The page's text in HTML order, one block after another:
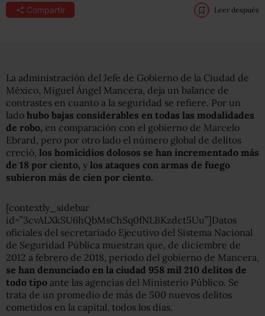
Compartir Leer después
La administración del Jefe de Gobierno de la Ciudad de
México, Miguel Ángel Mancera, deja un balance de
contrastes en cuanto a la seguridad se refiere. Por un
lado hubo bajas considerables en todas las modalidades
de robo, en comparación con el gobierno de Marcelo
Ebrard, pero por otro lado el número global de delitos
creció, los homicidios dolosos se han incrementado más
de 18 por ciento, y los ataques con armas de fuego
subieron más de cien por ciento.
[contextly_sidebar
id=”3cvALXkSU6hQbMsChSq0fNLBKzdct5Uu”]Datos
oficiales del secretariado Ejecutivo del Sistema Nacional
de Seguridad Pública muestran que, de diciembre de
2012 a febrero de 2018, periodo del gobierno de Mancera,
se han denunciado en la ciudad 958 mil 210 delitos de
todo tipo ante las agencias del Ministerio Público. Se
trata de un promedio de más de 500 nuevos delitos
cometidos en la capital, todos los días.